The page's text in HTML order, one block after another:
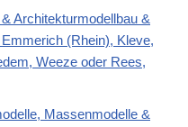
Architekturmodellbau &
(Rhein), Kleve,
Weeze oder Rees,
Massenmodelle &